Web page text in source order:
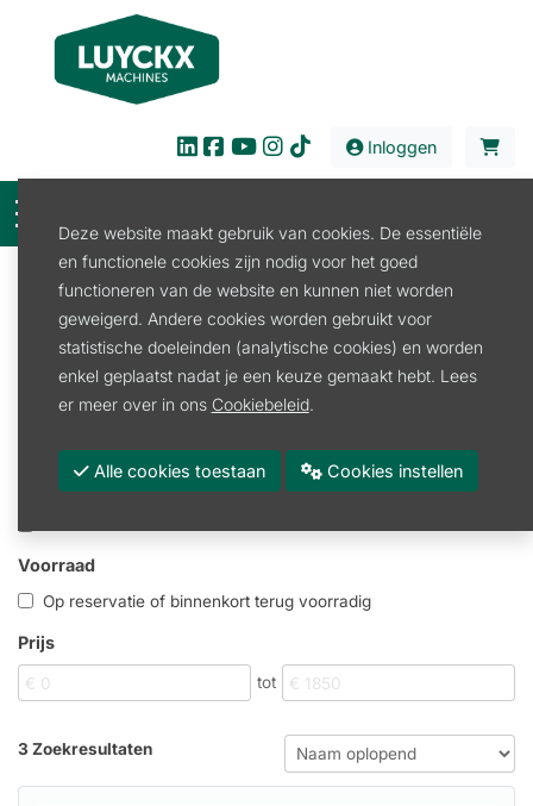
Inloggen
Filter
Verhuur
Boorhamer
Promoties
Merk
Voorraad
Op reservatie of binnenkort terug voorradig
Prijs
tot
3 Zoekresultaten
Deze website maakt gebruik van cookies. De essentiële
en functionele cookies zijn nodig voor het goed
functioneren van de website en kunnen niet worden
geweigerd. Andere cookies worden gebruikt voor
statistische doeleinden (analytische cookies) en worden
enkel geplaatst nadat je een keuze gemaakt hebt. Lees
er meer over in ons Cookiebeleid.
Alle cookies toestaan Cookies instellen